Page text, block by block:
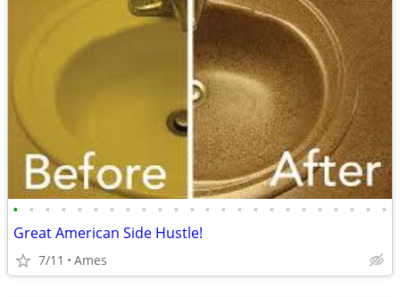
• • • • • • • • • • • • • • • • • • • • • • • •
Great American Side Hustle!
7/11 Ames